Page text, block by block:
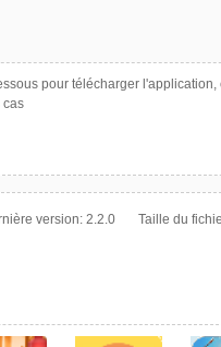
pour télécharger l'application,
cas
version: 2.2.0 Taille du